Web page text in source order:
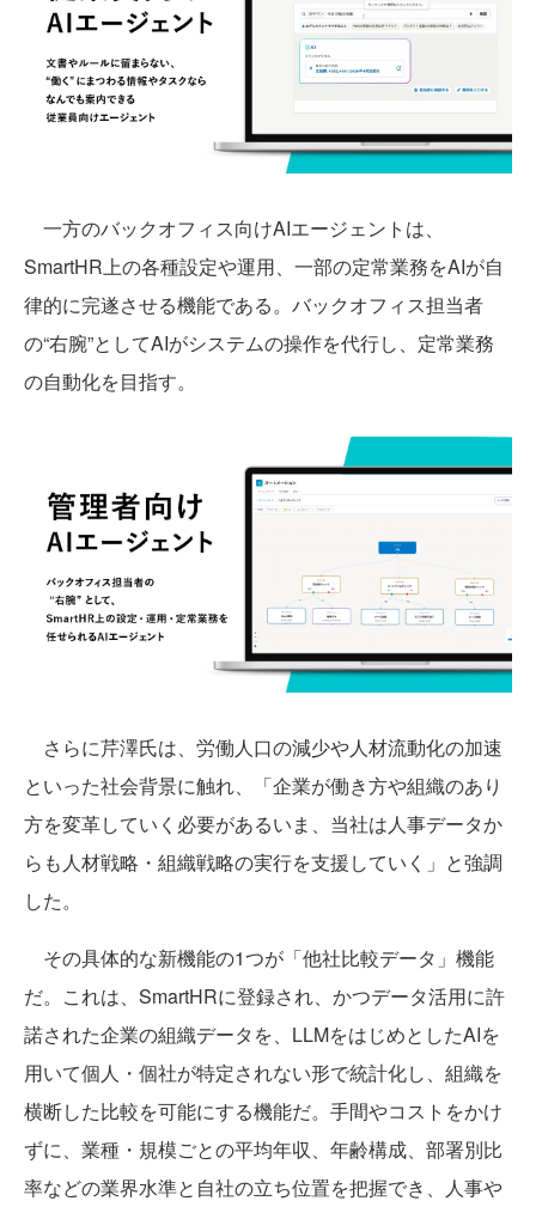
一方のバックオフィス向けAIエージェントは、
SmartHR上の各種設定や運用、一部の定常業務をAIが自
律的に完遂させる機能である。バックオフィス担当者
の“右腕”としてAIがシステムの操作を代行し、定常業務
の自動化を目指す。
さらに芹澤氏は、労働人口の減少や人材流動化の加速
といった社会背景に触れ、「企業が働き方や組織のあり
方を変革していく必要があるいま、当社は人事データか
らも人材戦略・組織戦略の実行を支援していく」と強調
した。
その具体的な新機能の1つが「他社比較データ」機能
だ。これは、SmartHRに登録され、かつデータ活用に許
諾された企業の組織データを、LLMをはじめとしたAIを
用いて個人・個社が特定されない形で統計化し、組織を
横断した比較を可能にする機能だ。手間やコストをかけ
ずに、業種・規模ごとの平均年収、年齢構成、部署別比
率などの業界水準と自社の立ち位置を把握でき、人事や